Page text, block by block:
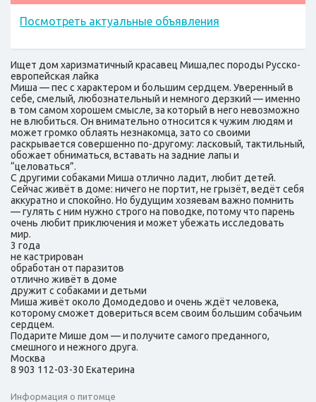
Посмотреть актуальные объявления
Ищет дом харизматичный красавец Миша,пес породы Русско-
европейская лайка
Миша — пес с характером и большим сердцем. Уверенный в
себе, смелый, любознательный и немного дерзкий — именно
в том самом хорошем смысле, за который в него невозможно
не влюбиться. Он внимательно относится к чужим людям и
может громко облаять незнакомца, зато со своими
раскрывается совершенно по-другому: ласковый, тактильный,
обожает обниматься, вставать на задние лапы и
“целоваться”.
С другими собаками Миша отлично ладит, любит детей.
Сейчас живёт в доме: ничего не портит, не грызёт, ведёт себя
аккуратно и спокойно. Но будущим хозяевам важно помнить
— гулять с ним нужно строго на поводке, потому что парень
очень любит приключения и может убежать исследовать
мир.
3 года
не кастрирован
обработан от паразитов
отлично живёт в доме
дружит с собаками и детьми
Миша живёт около Домодедово и очень ждёт человека,
которому сможет довериться всем своим большим собачьим
сердцем.
Подарите Мише дом — и получите самого преданного,
смешного и нежного друга.
Москва
8 903 112-03-30 Екатерина
Информация о питомце